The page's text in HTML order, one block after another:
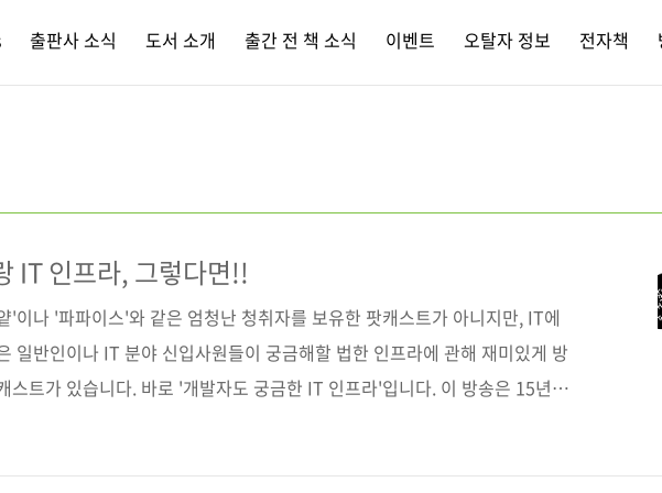
출판사 소식 도서 소개 출간 전 책 소식 이벤트 오탈자 정보 전자책
IT 인프라, 그렇다면!!
'이나 '파파이스'와 같은 엄청난 청취자를 보유한 팟캐스트가 아니지만, IT에
일반인이나 IT 분야 신입사원들이 궁금해할 법한 인프라에 관해 재미있게 방
스트가 있습니다. 바로 '개발자도 궁금한 IT 인프라'입니다. 이 방송은 15년
17년 4월까지 세 분의 전문가(개구루 정송화, 코타나김영선, 땡굴이 전성민)